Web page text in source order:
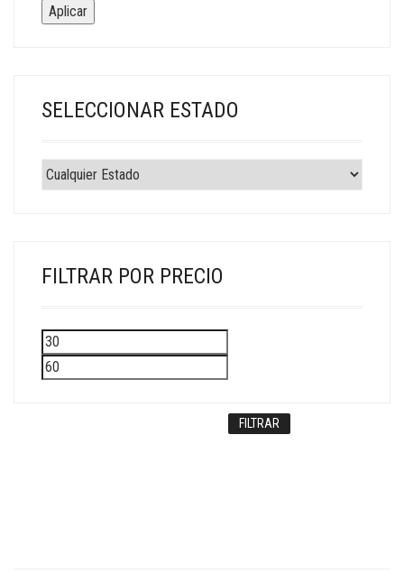
Aplicar
SELECCIONAR ESTADO
FILTRAR POR PRECIO
Precio
mínimo
máximo
FILTRAR